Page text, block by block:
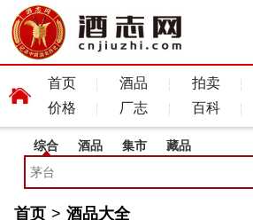
首页 酒品 拍卖
价格
厂志 百科
综合 酒品 集市 藏品
首页 > 酒品大全